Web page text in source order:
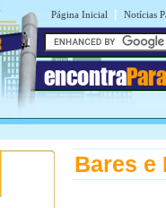
Página Inicial | Notícias
encontra
Bares e